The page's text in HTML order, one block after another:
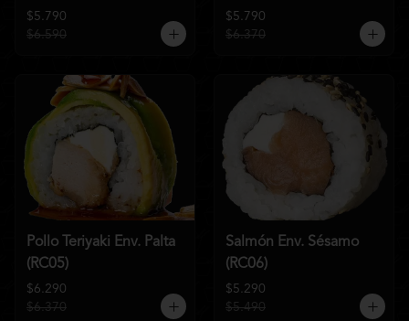
$5.790
$6.590
$5.790
$6.370
Pollo Teriyaki Env. Palta
(RC05)
$6.290
$6.370
Salmón Env. Sésamo
(RC06)
$5.290
$5.490